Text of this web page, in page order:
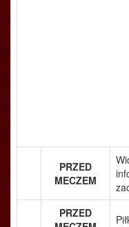
PRZED
MECZEM
PRZED